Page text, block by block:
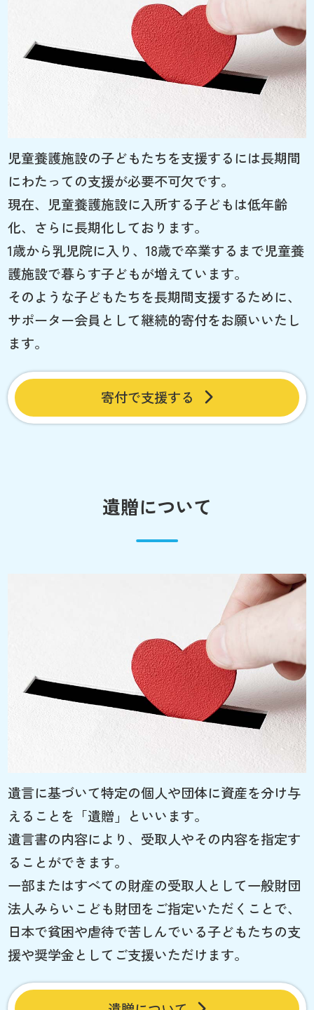
児童養護施設の子どもたちを支援するには長期間
にわたっての支援が必要不可欠です。
現在、児童養護施設に入所する子どもは低年齢
化、さらに長期化しております。
1歳から乳児院に入り、18歳で卒業するまで児童養
護施設で暮らす子どもが増えています。
そのような子どもたちを長期間支援するために、
サポーター会員として継続的寄付をお願いいたし
ます。
寄付で支援する
遺贈について
遺言に基づいて特定の個人や団体に資産を分け与
えることを「遺贈」といいます。
遺言書の内容により、受取人やその内容を指定す
ることができます。
一部またはすべての財産の受取人として一般財団
法人みらいこども財団をご指定いただくことで、
日本で貧困や虐待で苦しんでいる子どもたちの支
援や奨学金としてご支援いただけます。